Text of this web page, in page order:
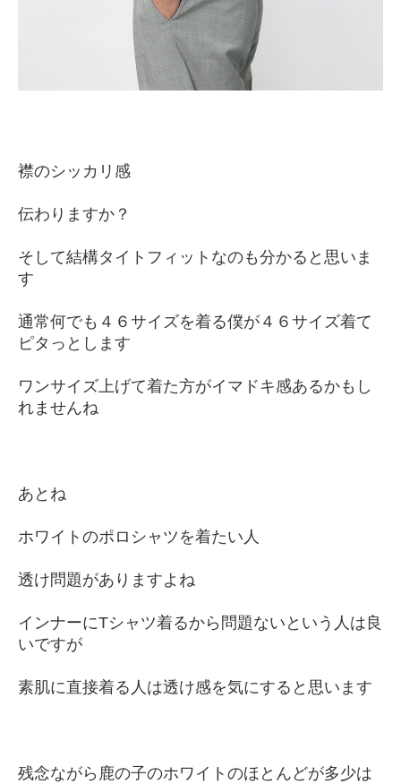
襟のシッカリ感
伝わりますか？
そして結構タイトフィットなのも分かると思いま
す
通常何でも４６サイズを着る僕が４６サイズ着て
ピタっとします
ワンサイズ上げて着た方がイマドキ感あるかもし
れませんね
あとね
ホワイトのポロシャツを着たい人
透け問題がありますよね
インナーにTシャツ着るから問題ないという人は良
いですが
素肌に直接着る人は透け感を気にすると思います
残念ながら鹿の子のホワイトのほとんどが多少は